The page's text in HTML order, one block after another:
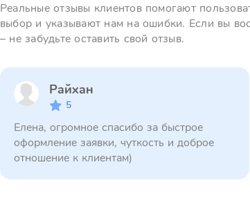
Реальные отзывы клиентов помогают
выбор и указывают нам на ошибки. Если вы
– не забудьте оставить свой отзыв.
Райхан
5
Елена, огромное спасибо за быстрое
оформление заявки, чуткость и доброе
отношение к клиентам)